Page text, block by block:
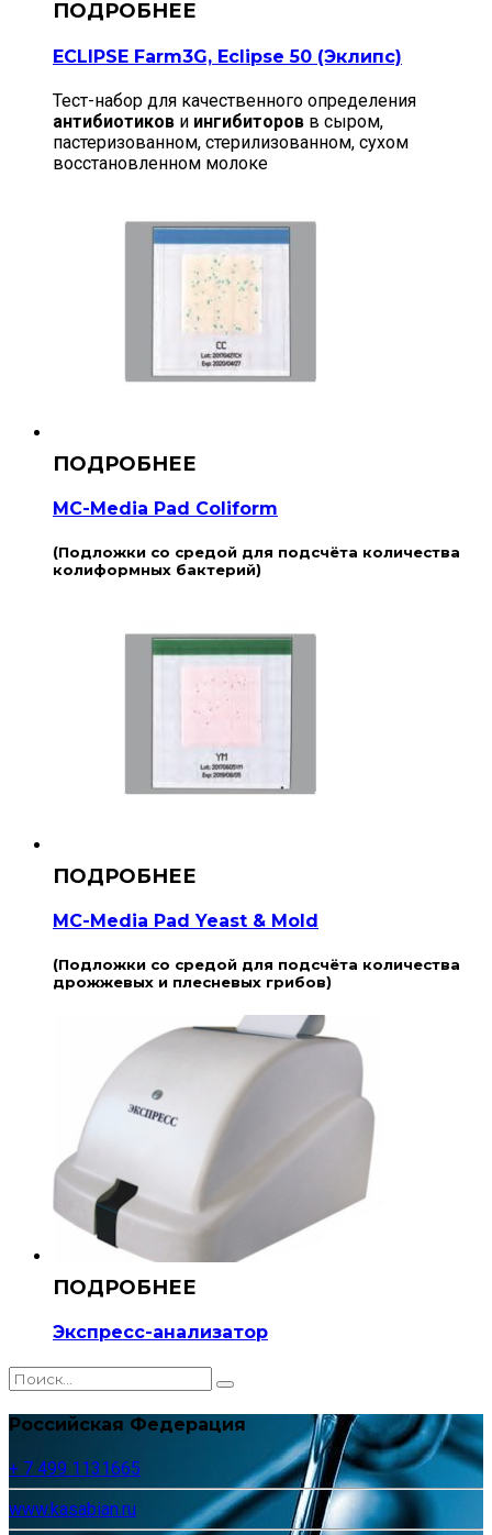
ECLIPSE Farm3G, Eclipse 50 (Эклипс)
Тест-набор для качественного определения
антибиотиков и ингибиторов в сыром,
пастеризованном, стерилизованном, сухом
восстановленном молоке
MC-Media Pad Coliform
(Подложки со средой для подсчёта количества
колиформных бактерий)
MC-Media Pad Yeast & Mold
(Подложки со средой для подсчёта количества
дрожжевых и плесневых грибов)
Экспресс-анализатор
Российская Федерация
+ 7 499 1131665
www.kasabian.ru